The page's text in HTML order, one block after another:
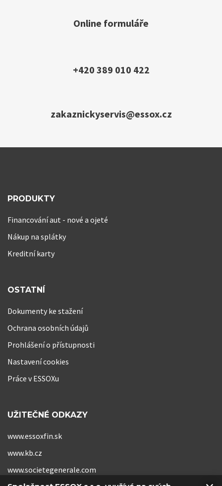
Online formuláře
+420 389 010 422
zakaznickyservis@essox.cz
PRODUKTY
Financování aut - nové a ojeté
Nákup na splátky
Kreditní karty
OSTATNÍ
Dokumenty ke stažení
Ochrana osobních údajů
Prohlášení o přístupnosti
Nastavení cookies
Práce v ESSOXu
UŽITEČNÉ ODKAZY
www.essoxfin.sk
www.kb.cz
www.societegenerale.com